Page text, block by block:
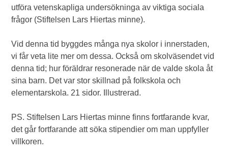
utföra vetenskapliga undersökninga av viktiga sociala
frågor (Stiftelsen Lars Hiertas minne).
Vid denna tid byggdes många nya skolor i innerstaden,
vi får veta lite mer om dessa. Också om skolväsendet vid
denna tid; hur föräldrar resonerade när de valde skola åt
sina barn. Det var stor skillnad på folkskola och
elementarskola. 21 sidor. Illustrerad.
PS. Stiftelsen Lars Hiertas minne finns fortfarande kvar,
det går fortfarande att söka stipendier om man uppfyller
villkoren.